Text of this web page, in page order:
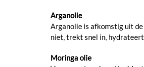
Arganolie
Arganolie is afkomstig uit
niet, trekt snel in,
Moringa olie